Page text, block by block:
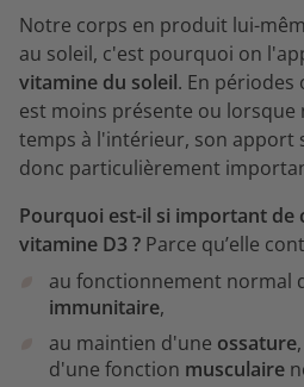
Notre corps en produit lui-
au soleil, c'est pourquoi on
vitamine du soleil. En périodes
est moins présente ou lorsque
temps à l'intérieur, son apport
donc particulièrement
Pourquoi est-il si important de
vitamine D3 ? Parce qu’elle
au fonctionnement normal
immunitaire,
au maintien d'une ossature
d'une fonction musculaire